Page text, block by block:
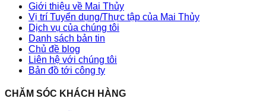
Giới thiệu về Mai Thủy
Vị trí Tuyển dụng/Thực tập của Mai Thủy
Dịch vụ của chúng tôi
Danh sách bản tin
Chủ đề blog
Liên hệ với chúng tôi
Bản đồ tới công ty
CHĂM SÓC KHÁCH HÀNG